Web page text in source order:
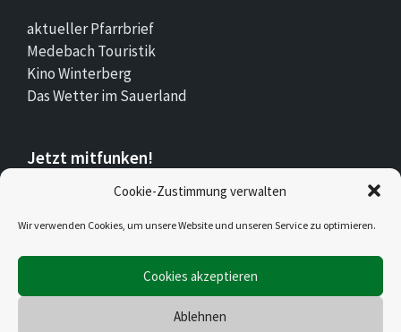
Cookie-Zustimmung verwalten
Wir verwenden Cookies, um unsere Website und unseren Service zu optimieren.
Cookies akzeptieren
Ablehnen
aktueller Pfarrbrief
Medebach Touristik
Kino Winterberg
Das Wetter im Sauerland
Jetzt mitfunken!
Laufenden mit Stadt.Land.Funk!
Jetzt laden für iOS & Android